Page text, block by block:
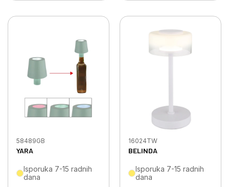
YARA
58489GB
Isporuka 7-15 radnih
dana
BELINDA
16024TW
Isporuka 7-15 radnih
dana